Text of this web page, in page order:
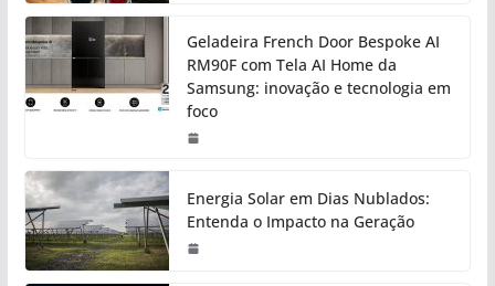
Geladeira French Door Bespoke AI
RM90F com Tela AI Home da
Samsung: inovação e tecnologia em
foco
Energia Solar em Dias Nublados:
Entenda o Impacto na Geração